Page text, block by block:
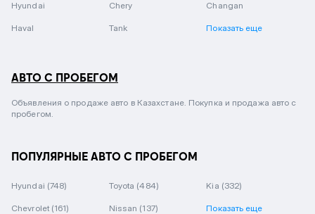
Hyundai Chery Changan
Haval Tank Показать еще
АВТО С ПРОБЕГОМ
Объявления о продаже авто в Казахстане. Покупка и продажа авто с
пробегом.
ПОПУЛЯРНЫЕ АВТО С ПРОБЕГОМ
Hyundai (748) Toyota (484) Kia (332)
Chevrolet (161) Nissan (137) Показать еще